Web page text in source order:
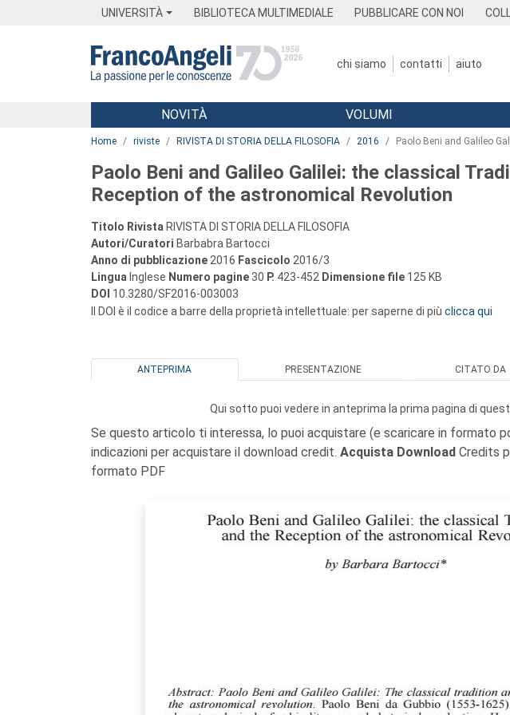
UNIVERSITÀ BIBLIOTECA MULTIMEDIALE PUBBLICARE CON NOI
chi siamo contatti aiuto
Menu
NOVITÀ VOLUMI
Home riviste RIVISTA DI STORIA DELLA FILOSOFIA 2016 Paolo Beni and Galileo
Paolo Beni and Galileo Galilei: the classical
Reception of the astronomical Revolution
Titolo Rivista RIVISTA DI STORIA DELLA FILOSOFIA
Autori/Curatori Barbabra Bartocci
Anno di pubblicazione 2016 Fascicolo 2016/3
Lingua Inglese Numero pagine 30 P. 423-452 Dimensione file 125 KB
DOI 10.3280/SF2016-003003
Il DOI è il codice a barre della proprietà intellettuale: per saperne di più clicca qui
ANTEPRIMA PRESENTAZIONE CITATO DA
Qui sotto puoi vedere in anteprima la prima pagina di
Se questo articolo ti interessa, lo puoi acquistare (e scaricare in formato
indicazioni per acquistare il download credit. Acquista Download Credits
formato PDF